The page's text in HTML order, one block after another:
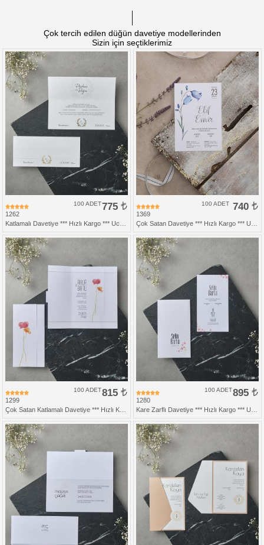
Çok tercih edilen düğün davetiye modellerinden
Sizin için seçtiklerimiz
1262
775
100 ADET
1369
740
100 ADET
1299
815
100 ADET
1280
895
100 ADET